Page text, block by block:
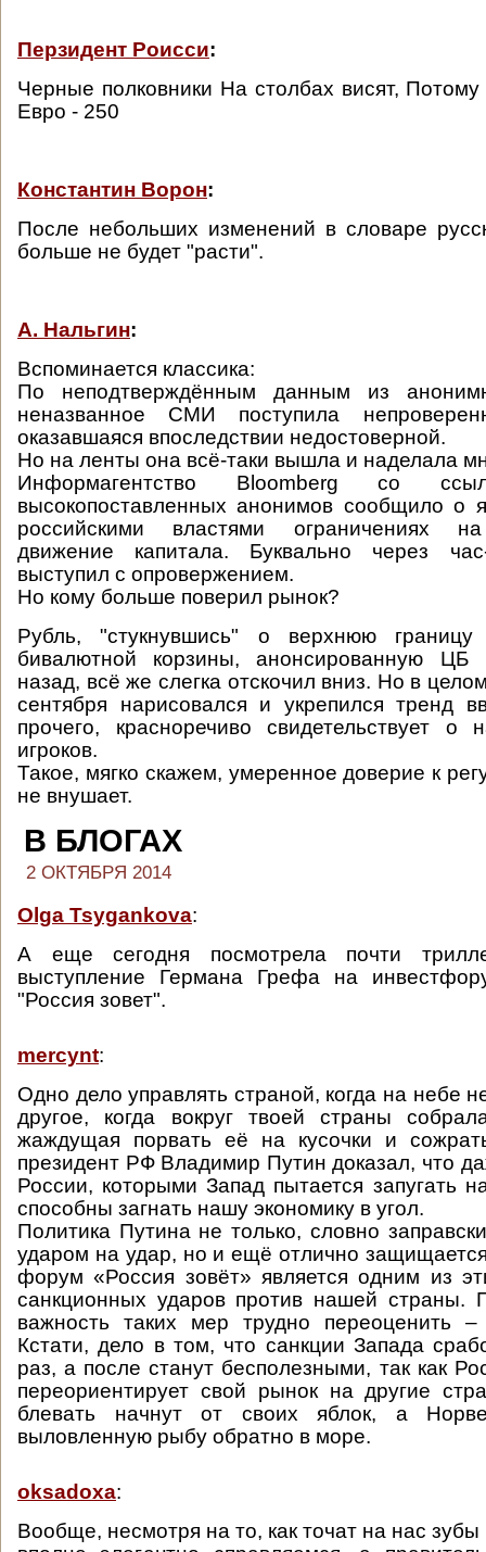
Перзидент Роисси:
Черные полковники На столбах висят,
Евро - 250
Константин Ворон:
После небольших изменений в словаре
больше не будет "расти".
А. Нальгин:
Вспоминается классика:
По неподтверждённым данным из
неназванное СМИ поступила
оказавшаяся впоследствии недостоверной.
Но на ленты она всё-таки вышла и наделала
Информагентство Bloomberg со
высокопоставленных анонимов сообщило о
российскими властями ограничениях на
движение капитала. Буквально через
выступил с опровержением.
Но кому больше поверил рынок?
Рубль, "стукнувшись" о верхнюю границу
бивалютной корзины, анонсированную ЦБ
назад, всё же слегка отскочил вниз. Но в
сентября нарисовался и укрепился тренд
прочего, красноречиво свидетельствует о
игроков.
Такое, мягко скажем, умеренное доверие к
не внушает.
В БЛОГАХ
2 ОКТЯБРЯ 2014
Olga Tsygankova:
А еще сегодня посмотрела почти
выступление Германа Грефа на
"Россия зовет".
mercynt:
Одно дело управлять страной, когда на небе
другое, когда вокруг твоей страны
жаждущая порвать её на кусочки и
президент РФ Владимир Путин доказал, что
России, которыми Запад пытается запугать
способны загнать нашу экономику в угол.
Политика Путина не только, словно
ударом на удар, но и ещё отлично
форум «Россия зовёт» является одним из
санкционных ударов против нашей
важность таких мер трудно переоценить
Кстати, дело в том, что санкции Запада
раз, а после станут бесполезными, так как
переориентирует свой рынок на другие
блевать начнут от своих яблок, а
выловленную рыбу обратно в море.
oksadoxa:
Вообще, несмотря на то, как точат на нас зубы